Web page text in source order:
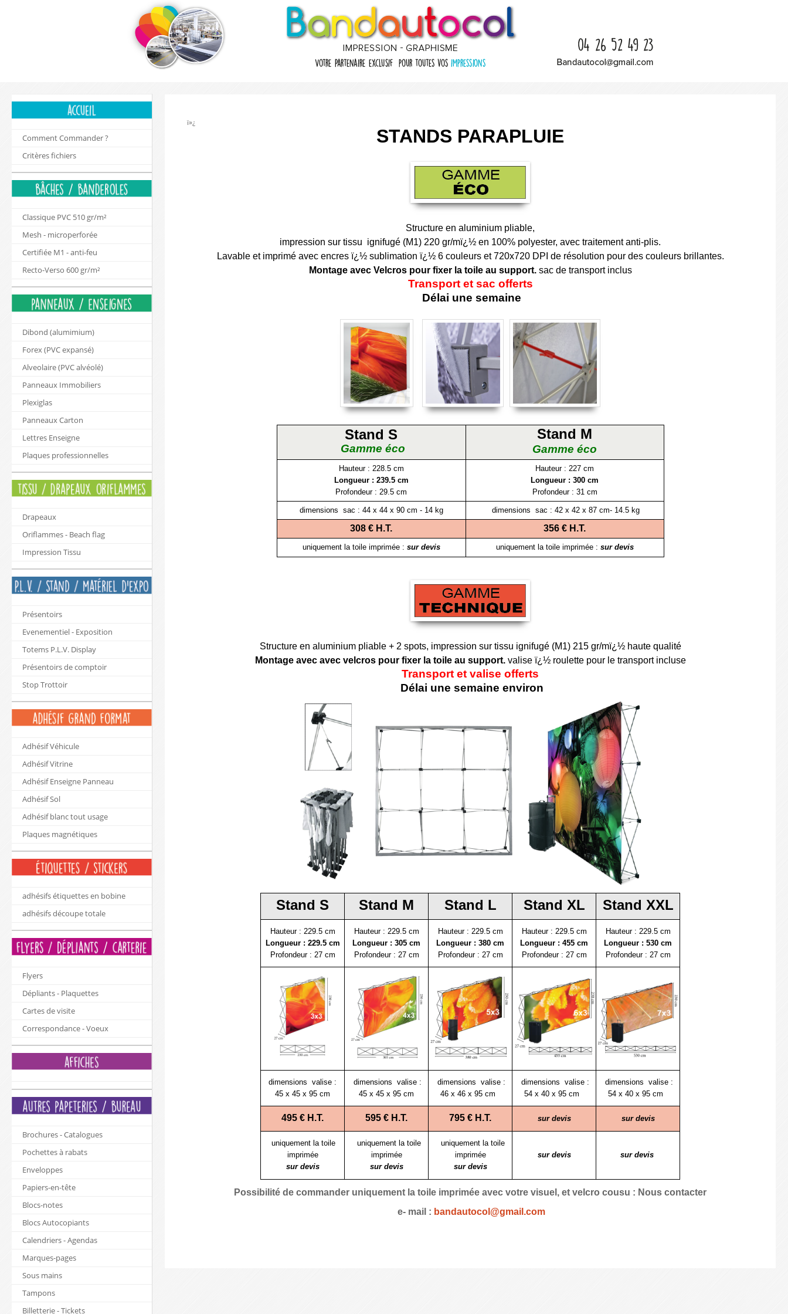
Comment Commander ?
Critères fichiers
Classique PVC 510 gr/m²
Mesh - microperforée
Certifiée M1 - anti-feu
Recto-Verso 600 gr/m²
Dibond (alumimium)
Forex (PVC expansé)
Alveolaire (PVC alvéolé)
Panneaux Immobiliers
Plexiglas
Panneaux Carton
Lettres Enseigne
Plaques professionnelles
Drapeaux
Oriflammes - Beach flag
Impression Tissu
Présentoirs
Evenementiel - Exposition
Totems P.L.V. Display
Présentoirs de comptoir
Stop Trottoir
Adhésif Véhicule
Adhésif Vitrine
Adhésif Enseigne Panneau
Adhésif Sol
Adhésif blanc tout usage
Plaques magnétiques
adhésifs étiquettes en bobine
adhésifs découpe totale
Flyers
Dépliants - Plaquettes
Cartes de visite
Correspondance - Voeux
Brochures - Catalogues
Pochettes à rabats
Enveloppes
Papiers-en-tête
Blocs-notes
Blocs Autocopiants
Calendriers - Agendas
Marques-pages
Sous mains
Tampons
Billetterie - Tickets
ï»¿
STANDS PARAPLUIE
Structure en aluminium pliable,
impression sur tissu ignifugé (M1) 220 gr/mï¿½ en 100% polyester, avec traitement anti-plis.
Lavable et imprimé avec encres ï¿½ sublimation ï¿½ 6 couleurs et 720x720 DPI de résolution pour des couleurs brillantes.
Montage avec Velcros pour fixer la toile au support. sac de transport inclus
Transport et sac offerts
Délai une semaine
Stand S
Gamme éco
Stand M
Gamme éco
Hauteur : 228.5 cm
Longueur : 239.5 cm
Profondeur : 29.5 cm
Hauteur : 227 cm
Longueur : 300 cm
Profondeur : 31 cm
dimensions sac : 44 x 44 x 90 cm - 14 kg dimensions sac : 42 x 42 x 87 cm- 14.5 kg
308 € H.T. 356 € H.T.
uniquement la toile imprimée : sur devis uniquement la toile imprimée : sur devis
Structure en aluminium pliable + 2 spots, impression sur tissu ignifugé (M1) 215 gr/mï¿½ haute qualité
Montage avec avec velcros pour fixer la toile au support. valise ï¿½ roulette pour le transport incluse
Transport et valise offerts
Délai une semaine environ
Stand S Stand M Stand L Stand XL Stand XXL
Hauteur : 229.5 cm
Longueur : 229.5 cm
Profondeur : 27 cm
Hauteur : 229.5 cm
Longueur : 305 cm
Profondeur : 27 cm
Hauteur : 229.5 cm
Longueur : 380 cm
Profondeur : 27 cm
Hauteur : 229.5 cm
Longueur : 455 cm
Profondeur : 27 cm
Hauteur : 229.5 cm
Longueur : 530 cm
Profondeur : 27 cm
dimensions valise :
45 x 45 x 95 cm
dimensions valise :
45 x 45 x 95 cm
dimensions valise :
46 x 46 x 95 cm
dimensions valise :
54 x 40 x 95 cm
dimensions valise :
54 x 40 x 95 cm
495 € H.T. 595 € H.T. 795 € H.T. sur devis sur devis
uniquement la toile
imprimée
sur devis
uniquement la toile
imprimée
sur devis
uniquement la toile
imprimée
sur devis
sur devis sur devis
Possibilité de commander uniquement la toile imprimée avec votre visuel, et velcro cousu : Nous contacter
e- mail : bandautocol@gmail.com